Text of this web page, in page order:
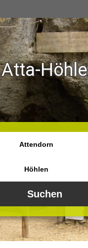
Atta-Höhle